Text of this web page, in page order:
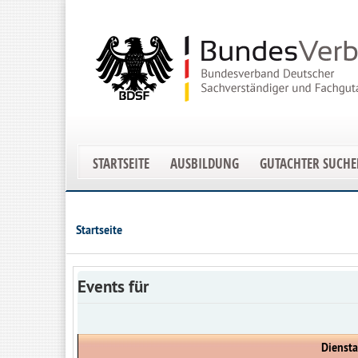
STARTSEITE AUSBILDUNG GUTACHTER
Startseite
Events für